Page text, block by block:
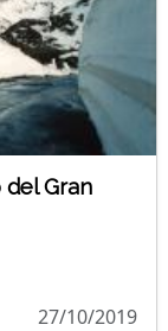
Gran
27/10/2019